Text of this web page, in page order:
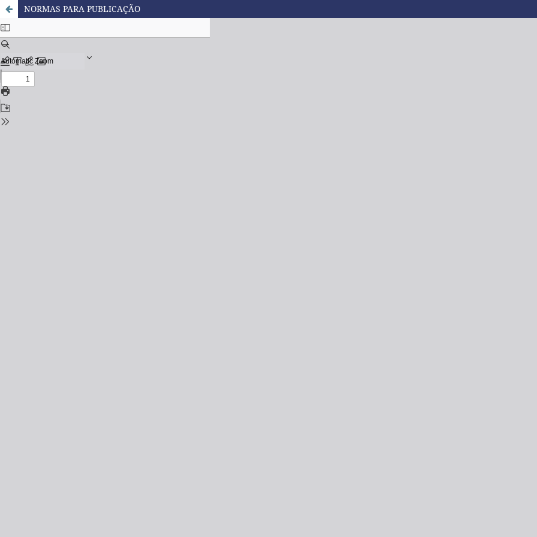
NORMAS PARA PUBLICAÇÃO